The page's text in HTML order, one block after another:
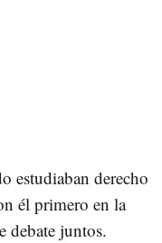
estudiaban derecho
él primero en la
debate juntos.